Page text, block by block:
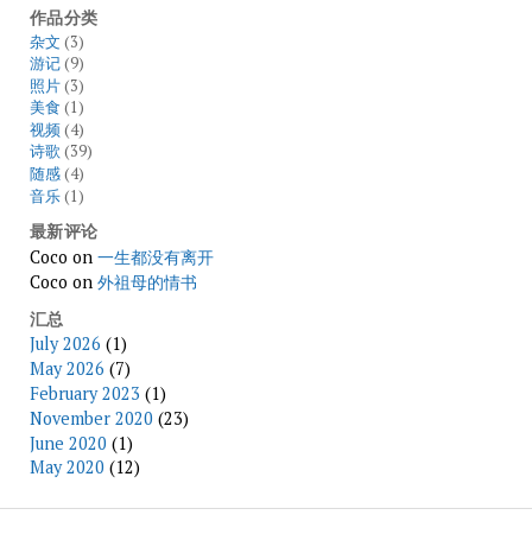
作品分类
杂文 (3)
游记(9)
照片(3)
美食 (1)
视频(4)
诗歌(39)
随感(4)
音乐(1)
最新评论
Coco on 一生都没有离开
Coco on 外祖母的情书
汇总
July 2026 (1)
May 2026 (7)
February 2023 (1)
November 2020 (23)
June 2020 (1)
May 2020 (12)